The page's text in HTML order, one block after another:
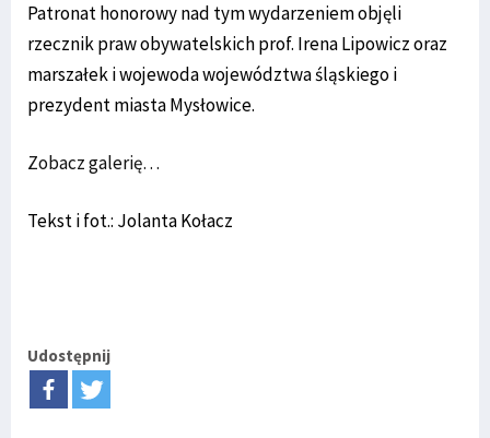
Patronat honorowy nad tym wydarzeniem objęli
rzecznik praw obywatelskich prof. Irena Lipowicz oraz
marszałek i wojewoda województwa śląskiego i
prezydent miasta Mysłowice.
Zobacz galerię…
Tekst i fot.: Jolanta Kołacz
Udostępnij